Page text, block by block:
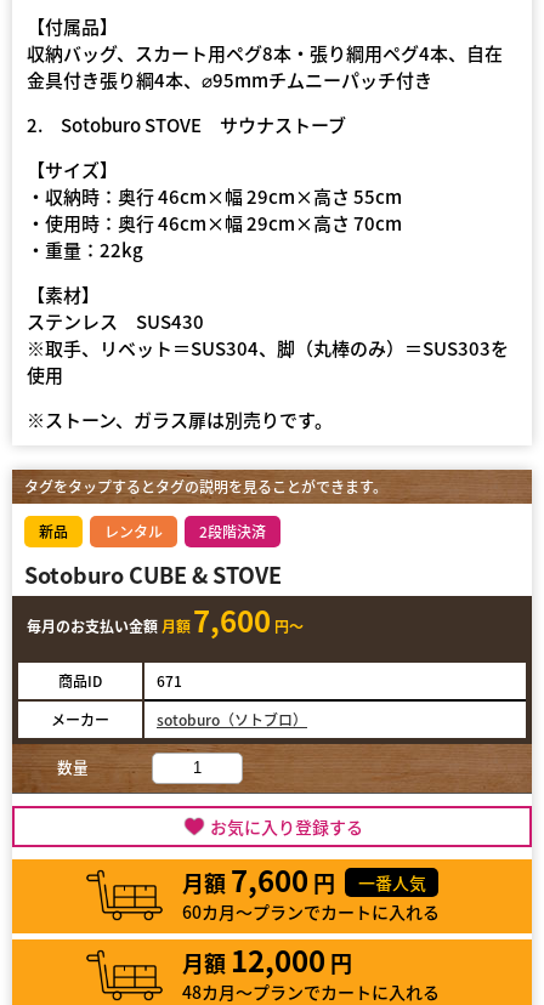
【付属品】
収納バッグ、スカート用ペグ8本・張り綱用ペグ4本、自在
金具付き張り綱4本、⌀95mmチムニーパッチ付き
2. Sotoburo STOVE サウナストーブ
【サイズ】
・収納時：奥行 46cm×幅 29cm×高さ 55cm
・使用時：奥行 46cm×幅 29cm×高さ 70cm
・重量：22kg
【素材】
ステンレス SUS430
※取手、リベット＝SUS304、脚（丸棒のみ）＝SUS303を
使用
※ストーン、ガラス扉は別売りです。
タグをタップするとタグの説明を見ることができます。
新品 レンタル 2段階決済
Sotoburo CUBE & STOVE
毎月のお支払い金額 月額7,600 円～
商品ID
671
メーカー
sotoburo（ソトブロ）
数量
お気に入り登録する
月額 7,600 円
一番人気
60カ月～プランでカートに入れる
月額 12,000 円
48カ月～プランでカートに入れる